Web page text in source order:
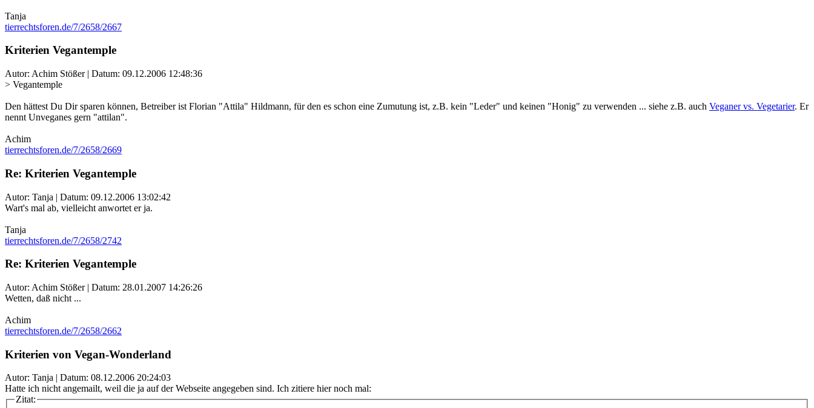
Tanja
tierrechtsforen.de/7/2658/2667
Kriterien Vegantemple
Autor: Achim Stößer | Datum: 09.12.2006 12:48:36
> Vegantemple
Den hättest Du Dir sparen können, Betreiber ist Florian "Attila" Hildmann, für den es schon eine Zumutung ist, z.B. kein "Leder" und keinen "Honig" zu verwenden ... siehe z.B. auch Veganer vs. Vegetarier. Er
nennt Unveganes gern "attilan".
Achim
tierrechtsforen.de/7/2658/2669
Re: Kriterien Vegantemple
Autor: Tanja | Datum: 09.12.2006 13:02:42
Wart's mal ab, vielleicht anwortet er ja.
Tanja
tierrechtsforen.de/7/2658/2742
Re: Kriterien Vegantemple
Autor: Achim Stößer | Datum: 28.01.2007 14:26:26
Wetten, daß nicht ...
Achim
tierrechtsforen.de/7/2658/2662
Kriterien von Vegan-Wonderland
Autor: Tanja | Datum: 08.12.2006 20:24:03
Hatte ich nicht angemailt, weil die ja auf der Webseite angegeben sind. Ich zitiere hier noch mal:
Zitat: